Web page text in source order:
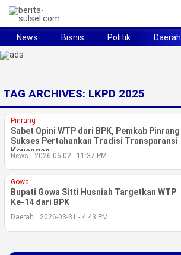
Home
Politik
Pendidikan
Otomotif
Hukum
News Bisnis Politik Daerah
TAG ARCHIVES: LKPD 2025
Pinrang
Sabet Opini WTP dari BPK, Pemkab Pinrang
Sukses Pertahankan Tradisi Transparansi
Keuangan
News 2026-06-02 - 11:37 PM
Gowa
Bupati Gowa Sitti Husniah Targetkan WTP
Ke-14 dari BPK
Daerah 2026-03-31 - 4:43 PM